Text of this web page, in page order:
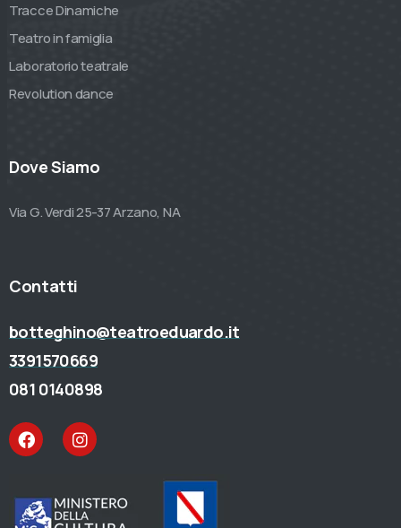
Tracce Dinamiche
Teatro in famiglia
Laboratorio teatrale
Revolution dance
Dove Siamo
Via G. Verdi 25-37 Arzano, NA
Contatti
botteghino@teatroeduardo.it
3391570669
081 0140898